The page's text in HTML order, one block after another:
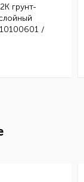
грунт-
/